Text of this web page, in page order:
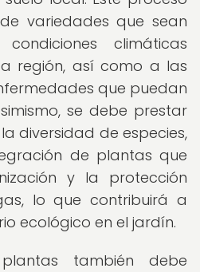
variedades que sean
climáticas
región, así como a las
que puedan
se debe prestar
diversidad de especies,
de plantas que
y la protección
lo que contribuirá a
ecológico en el jardín.
también debe